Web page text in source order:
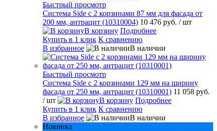
Быстрый просмотр
Система Side с 2 корзинами 87 мм для фасада от
200 мм, антрацит (10310004) 10 476 руб. / шт
В корзину Подробнее
Купить в 1 клик К сравнению
В избранное
В наличии
Быстрый просмотр
Система Side c 2 корзинами 129 мм на ширину
фасада от 250 мм, антрацит (10310001) 11 058 руб.
/ шт
В корзину Подробнее
Купить в 1 клик К сравнению
В избранное
В наличии
Новинка